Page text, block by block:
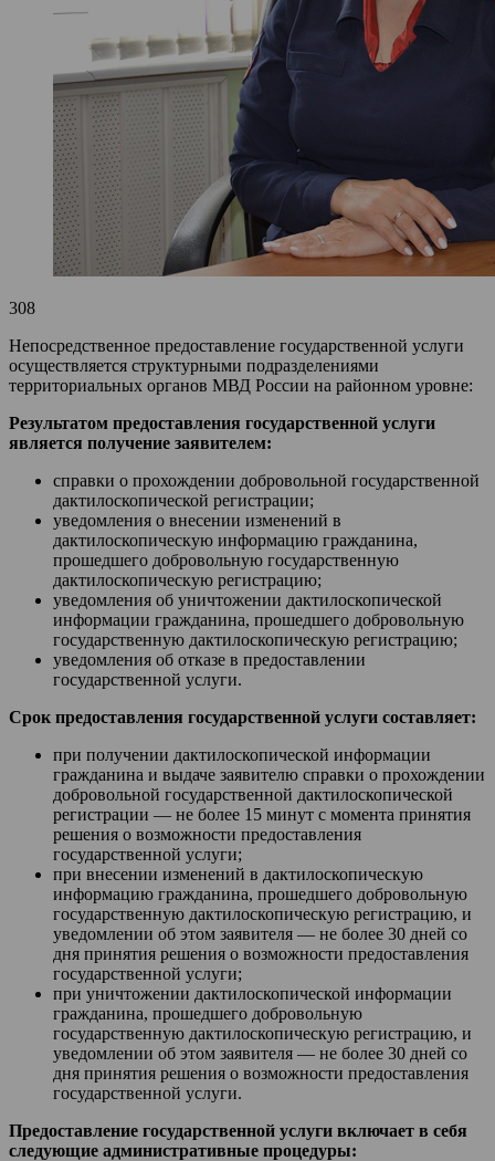
308
Непосредственное предоставление государственной услуги
осуществляется структурными подразделениями
территориальных органов МВД России на районном уровне:
Результатом предоставления государственной услуги
является получение заявителем:
справки о прохождении добровольной государственной
дактилоскопической регистрации;
уведомления о внесении изменений в
дактилоскопическую информацию гражданина,
прошедшего добровольную государственную
дактилоскопическую регистрацию;
уведомления об уничтожении дактилоскопической
информации гражданина, прошедшего добровольную
государственную дактилоскопическую регистрацию;
уведомления об отказе в предоставлении
государственной услуги.
Срок предоставления государственной услуги составляет:
при получении дактилоскопической информации
гражданина и выдаче заявителю справки о прохождении
добровольной государственной дактилоскопической
регистрации — не более 15 минут с момента принятия
решения о возможности предоставления
государственной услуги;
при внесении изменений в дактилоскопическую
информацию гражданина, прошедшего добровольную
государственную дактилоскопическую регистрацию, и
уведомлении об этом заявителя — не более 30 дней со
дня принятия решения о возможности предоставления
государственной услуги;
при уничтожении дактилоскопической информации
гражданина, прошедшего добровольную
государственную дактилоскопическую регистрацию, и
уведомлении об этом заявителя — не более 30 дней со
дня принятия решения о возможности предоставления
государственной услуги.
Предоставление государственной услуги включает в себя
следующие административные процедуры: